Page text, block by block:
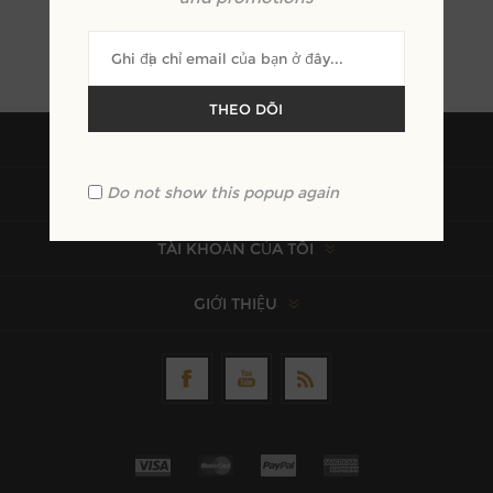
INFORMATION
TÀI KHOẢN CỦA TÔI
GIỚI THIỆU
THEO DÕI
Do not show this popup again